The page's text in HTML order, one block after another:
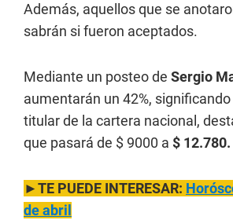
Además, aquellos que se
sabrán si fueron aceptados.
Mediante un posteo de Sergio
aumentarán un 42%,
titular de la cartera nacional,
que pasará de $ 9000 a $ 12.780.
►TE PUEDE INTERESAR:
de abril